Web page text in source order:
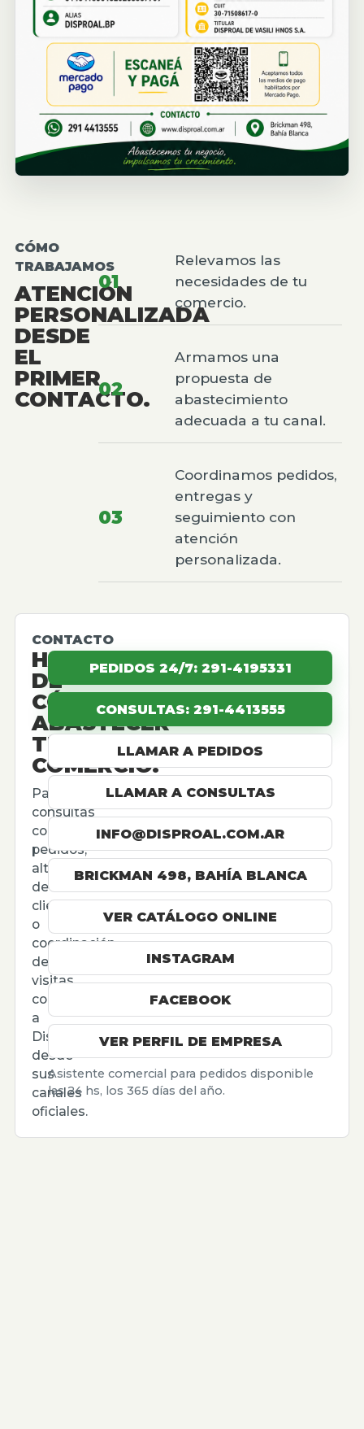
CÓMO
TRABAJAMOS
ATENCIÓN
PERSONALIZADA
DESDE
EL
PRIMER
CONTACTO.
01
Relevamos las
necesidades de tu
comercio.
02
Armamos una
propuesta de
abastecimiento
adecuada a tu canal.
03
Coordinamos pedidos,
entregas y
seguimiento con
atención
personalizada.
CONTACTO
HABLEMOS
DE
CÓMO
ABASTECER
TU
COMERCIO.
Para
consultas
comerciales,
pedidos,
altas
de
cliente
o
coordinación
de
visitas,
contactá
a
Disproal
desde
sus
canales
oficiales.
PEDIDOS 24/7: 291-4195331
CONSULTAS: 291-4413555
LLAMAR A PEDIDOS
LLAMAR A CONSULTAS
INFO@DISPROAL.COM.AR
BRICKMAN 498, BAHÍA BLANCA
VER CATÁLOGO ONLINE
INSTAGRAM
FACEBOOK
VER PERFIL DE EMPRESA
Asistente comercial para pedidos disponible
las 24 hs, los 365 días del año.